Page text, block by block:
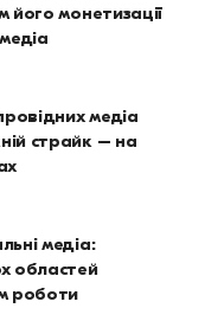
його монетизації
медіа
страйк – на
медіа:
областей
роботи